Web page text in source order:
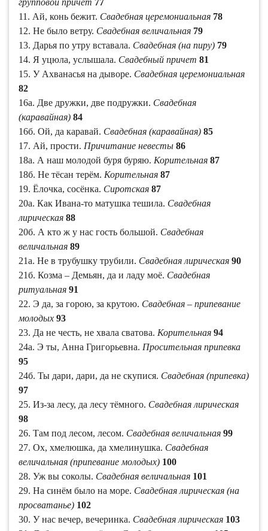
групповой причет 77
11. Ай, конь бежит. Свадебная церемониальная 78
12. Не было ветру. Свадебная величальная 79
13. Дарья по утру вставала. Свадебная (на пиру) 79
14. Я уцюла, услышала. Свадебный причет 81
15. У Ахванасья на дыворе. Свадебная церемониальная
82
16а. Две дружки, две подружки. Свадебная
(каравайная) 84
16б. Ой, да каравай. Свадебная (каравайная) 85
17. Ай, прости. Причитание невесты 86
18а. А наш молодой буря буряю. Корительная 87
18б. Не тёсан терём. Корительная 87
19. Ёлочка, сосёнка. Сиротская 87
20а. Как Ивана-то матушка тешила. Свадебная
лирическая 88
20б. А кто ж у нас гость большой. Свадебная
величальная 89
21а. Не в трубушку трубили. Свадебная лирическая 90
21б. Козма – Демьян, да и ладу моё. Свадебная
ритуальная 91
22. Э да, за горою, за крутою. Свадебная – припевание
молодых 93
23. Да не честь, не хвала сватова. Корительная 94
24а. Э ты, Анна Григорьевна. Просительная припевка
95
24б. Ты дари, дари, да не скупися. Свадебная (припевка)
97
25. Из-за лесу, да лесу тёмного. Свадебная лирическая
98
26. Там под лесом, лесом. Свадебная величальная 99
27. Ох, хмелюшка, да хмелинушка. Свадебная
величальная (припевание молодых) 100
28. Уж вы соколы. Свадебная величальная 101
29. На синём было на море. Свадебная лирическая (на
просватанье) 102
30. У нас вечер, вечеринка. Свадебная лирическая 103